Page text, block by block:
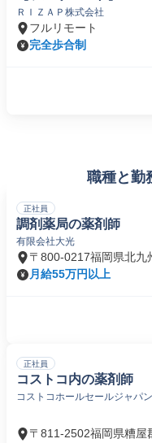
ＲＩＺＡＰ株式会社
フルリモート
完全歩合制
職種と勤
正社員
調剤薬局の薬剤師
有限会社大光
〒800-0217福岡県北九
月給55万円以上
正社員
コストコ内の薬剤師
コストコホールセールジャパ
〒811-2502福岡県糟屋